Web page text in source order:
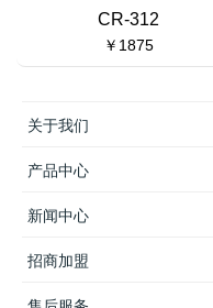
CR-312
￥1875
关于我们
产品中心
新闻中心
招商加盟